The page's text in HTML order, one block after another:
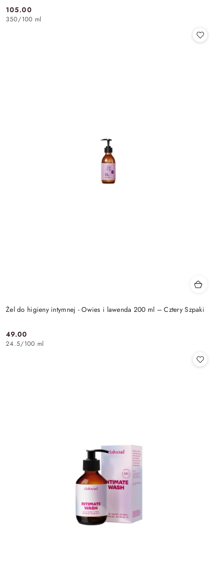
Cena:
105.00
350/100 ml
Żel do higieny intymnej - Owies i lawenda 200 ml – Cztery Szpaki
Cena:
49.00
24.5/100 ml